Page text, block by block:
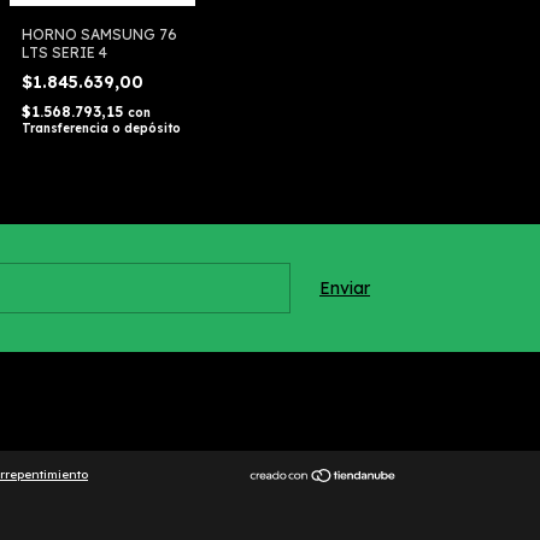
HORNO SAMSUNG 76
LTS SERIE 4
$1.845.639,00
$1.568.793,15 con
Transferencia o depósito